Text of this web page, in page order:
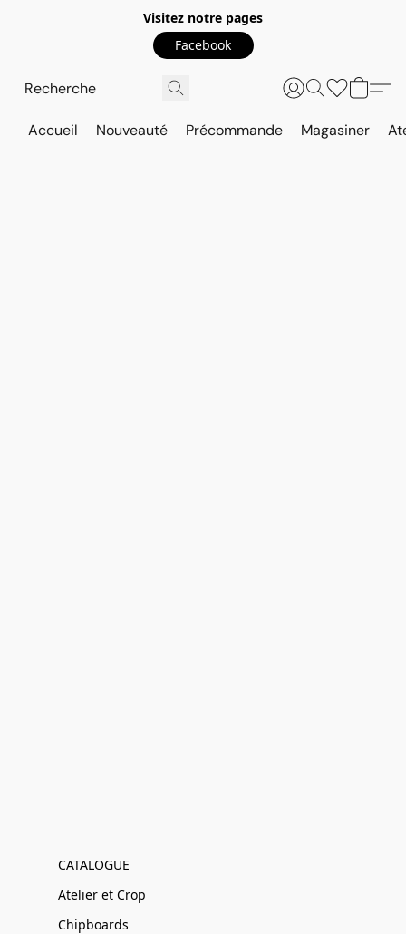
Visitez notre pages
Facebook
Accueil Nouveauté Précommande Magasiner
CATALOGUE
Atelier et Crop
Chipboards